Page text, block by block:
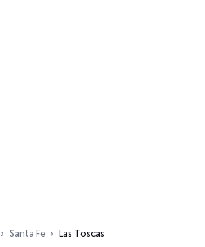
Santa Fe Las Toscas